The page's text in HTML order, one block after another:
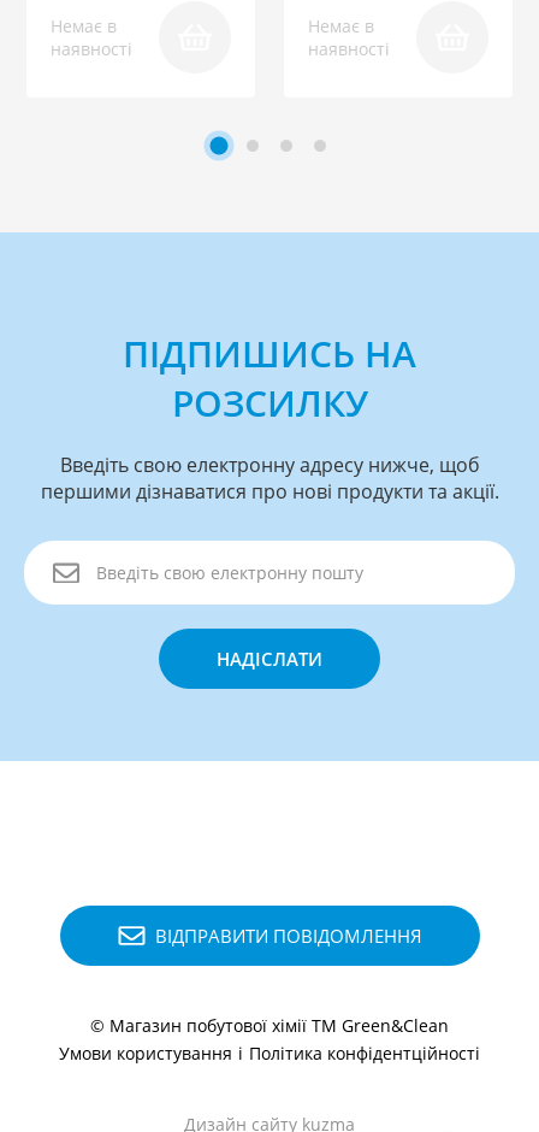
Немає в
наявності
Немає в
наявності
ПІДПИШИСЬ НА
РОЗСИЛКУ
Введіть свою електронну адресу нижче, щоб
першими дізнаватися про нові продукти та акції.
НАДІСЛАТИ
ВІДПРАВИТИ ПОВІДОМЛЕННЯ
© Магазин побутової хімії ТМ Green&Clean
Умови користування і Політика конфідентційності
Дизайн сайту kuzma